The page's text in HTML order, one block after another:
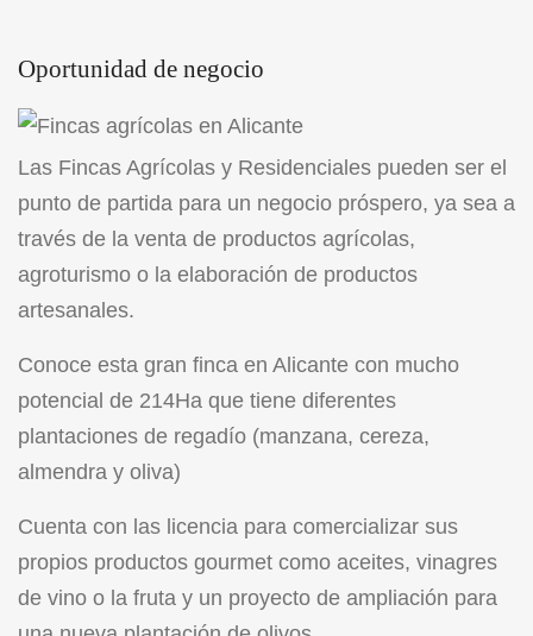
Oportunidad de negocio
Las Fincas Agrícolas y Residenciales pueden ser el
punto de partida para un negocio próspero, ya sea a
través de la venta de productos agrícolas,
agroturismo o la elaboración de productos
artesanales.
Conoce esta gran finca en Alicante con mucho
potencial de 214Ha que tiene diferentes
plantaciones de regadío (manzana, cereza,
almendra y oliva)
Cuenta con las licencia para comercializar sus
propios productos gourmet como aceites, vinagres
de vino o la fruta y un proyecto de ampliación para